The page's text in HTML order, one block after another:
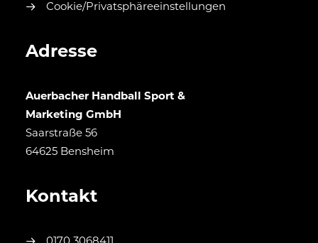
Cookie/Privatsphäreeinstellungen
Adresse
Auerbacher Handball Sport &
Marketing GmbH
Saarstraße 56
64625 Bensheim
Kontakt